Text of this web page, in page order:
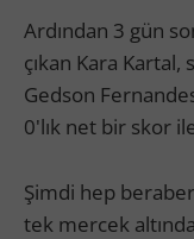
Ardından 3 gün
çıkan Kara
Gedson
0'lık net bir skor
Şimdi hep
tek mercek